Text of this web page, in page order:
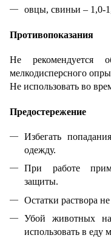
овцы, свиньи – 1,0-
Противопоказания
Не рекомендуется
мелкодисперсного
Не использовать во
Предостережение
Избегать
одежду.
При работе
защиты.
Остатки раствора
Убой животных
использовать в еду